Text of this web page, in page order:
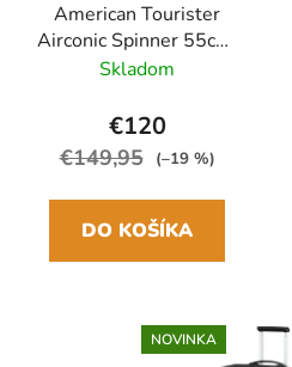
American Tourister
Airconic Spinner 55cm,
Oranžová 33L
Skladom
€120
€149,95 (–19 %)
DO KOŠÍKA
NOVINKA